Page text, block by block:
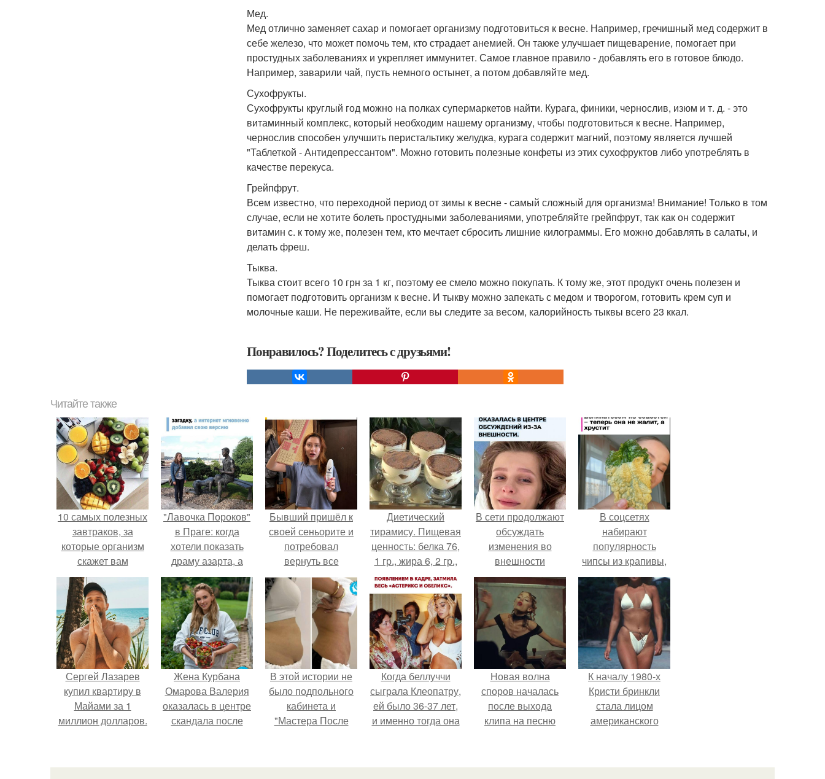
Мед.
Мед отлично заменяет сахар и помогает организму подготовиться к весне. Например, гречишный мед содержит в
себе железо, что может помочь тем, кто страдает анемией. Он также улучшает пищеварение, помогает при
простудных заболеваниях и укрепляет иммунитет. Самое главное правило - добавлять его в готовое блюдо.
Например, заварили чай, пусть немного остынет, а потом добавляйте мед.
Сухофрукты.
Сухофрукты круглый год можно на полках супермаркетов найти. Курага, финики, чернослив, изюм и т. д. - это
витаминный комплекс, который необходим нашему организму, чтобы подготовиться к весне. Например,
чернослив способен улучшить перистальтику желудка, курага содержит магний, поэтому является лучшей
"Таблеткой - Антидепрессантом". Можно готовить полезные конфеты из этих сухофруктов либо употреблять в
качестве перекуса.
Грейпфрут.
Всем известно, что переходной период от зимы к весне - самый сложный для организма! Внимание! Только в том
случае, если не хотите болеть простудными заболеваниями, употребляйте грейпфрут, так как он содержит
витамин с. к тому же, полезен тем, кто мечтает сбросить лишние килограммы. Его можно добавлять в салаты, и
делать фреш.
Тыква.
Тыква стоит всего 10 грн за 1 кг, поэтому ее смело можно покупать. К тому же, этот продукт очень полезен и
помогает подготовить организм к весне. И тыкву можно запекать с медом и творогом, готовить крем суп и
молочные каши. Не переживайте, если вы следите за весом, калорийность тыквы всего 23 ккал.
Понравилось? Поделитесь с друзьями!
Читайте также
10 самых полезных
завтраков, за
которые организм
скажет вам
"Спасибо".
"Лавочка Пороков"
в Праге: когда
хотели показать
драму азарта, а
получился 18+.
Бывший пришёл к
своей сеньорите и
потребовал
вернуть все
подарки.
Диетический
тирамису. Пищевая
ценность: белка 76,
1 гр., жира 6, 2 гр.,
углеводов 19, 5 гр.
В сети продолжают
обсуждать
изменения во
внешности
актрисы.
В соцсетях
набирают
популярность
чипсы из крапивы,
которые
пользователи в
комментариях
называют
неожиданно
вкусными.
Сергей Лазарев
купил квартиру в
Майами за 1
миллион долларов.
Жена Курбана
Омарова Валерия
оказалась в центре
скандала после
её
В этой истории не
было подпольного
кабинета и
"Мастера После
Когда беллуччи
сыграла Клеопатру,
ей было 36-37 лет,
и именно тогда она
Новая волна
споров началась
после выхода
клипа на песню
К началу 1980-х
Кристи бринкли
стала лицом
американского
воплощением